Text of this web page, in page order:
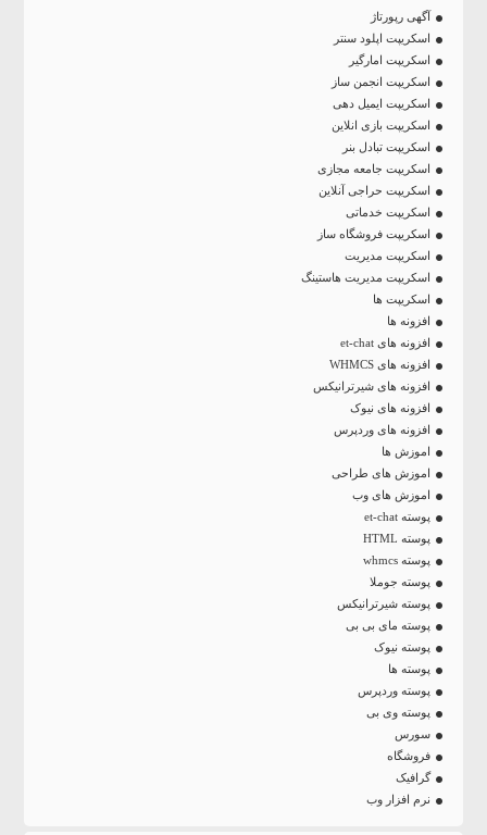
آگهی رپورتاژ
اسکریپت اپلود سنتر
اسکریپت امارگیر
اسکریپت انجمن ساز
اسکریپت ایمیل دهی
اسکریپت بازی انلاین
اسکریپت تبادل بنر
اسکریپت جامعه مجازی
اسکریپت حراجی آنلاین
اسکریپت خدماتی
اسکریپت فروشگاه ساز
اسکریپت مدیریت
اسکریپت مدیریت هاستینگ
اسکریپت ها
افزونه ها
افزونه های et-chat
افزونه های WHMCS
افزونه های شیرترانیکس
افزونه های نیوک
افزونه های وردپرس
اموزش ها
اموزش های طراحی
اموزش های وب
پوسته et-chat
پوسته HTML
پوسته whmcs
پوسته جوملا
پوسته شیرترانیکس
پوسته مای بی بی
پوسته نیوک
پوسته ها
پوسته وردپرس
پوسته وی بی
سورس
فروشگاه
گرافیک
نرم افزار وب